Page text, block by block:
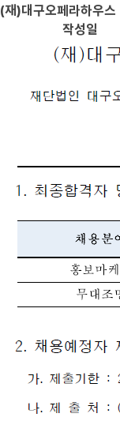
(재)대구오페라하우
작성일